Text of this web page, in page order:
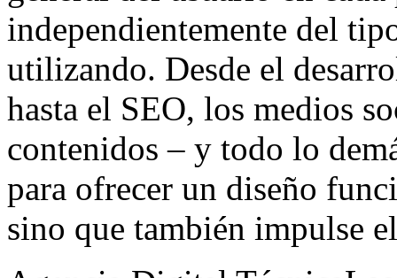
independientemente del
utilizando. Desde el
hasta el SEO, los medios
contenidos – y todo lo
para ofrecer un diseño
sino que también impulse